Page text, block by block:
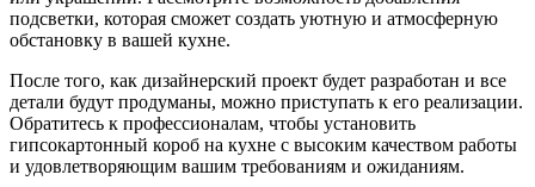
подсветки, которая сможет создать уютную и атмосферную
обстановку в вашей кухне.
После того, как дизайнерский проект будет разработан и все
детали будут продуманы, можно приступать к его реализации.
Обратитесь к профессионалам, чтобы установить
гипсокартонный короб на кухне с высоким качеством работы
и удовлетворяющим вашим требованиям и ожиданиям.